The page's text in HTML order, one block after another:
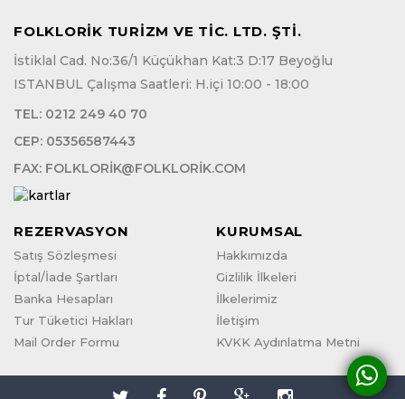
FOLKLORİK TURİZM VE TİC. LTD. ŞTİ.
İstiklal Cad. No:36/1 Küçükhan Kat:3 D:17 Beyoğlu
ISTANBUL Çalışma Saatleri: H.içi 10:00 - 18:00
TEL: 0212 249 40 70
CEP: 05356587443
FAX: FOLKLORIK@FOLKLORIK.COM
REZERVASYON
Satış Sözleşmesi
İptal/İade Şartları
Banka Hesapları
Tur Tüketici Hakları
Mail Order Formu
KURUMSAL
Hakkımızda
Gizlilik İlkeleri
İlkelerimiz
İletişim
KVKK Aydınlatma Metni